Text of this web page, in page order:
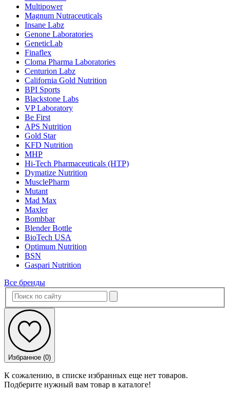
Multipower
Magnum Nutraceuticals
Insane Labz
Genone Laboratories
GeneticLab
Finaflex
Cloma Pharma Laboratories
Centurion Labz
California Gold Nutrition
BPI Sports
Blackstone Labs
VP Laboratory
Be First
APS Nutrition
Gold Star
KFD Nutrition
MHP
Hi-Tech Pharmaceuticals (HTP)
Dymatize Nutrition
MusclePharm
Mutant
Mad Max
Maxler
Bombbar
Blender Bottle
BioTech USA
Optimum Nutrition
BSN
Gaspari Nutrition
Все бренды
Избранное (0)
К сожалению, в списке избранных еще нет товаров.
Подберите нужный вам товар в каталоге!